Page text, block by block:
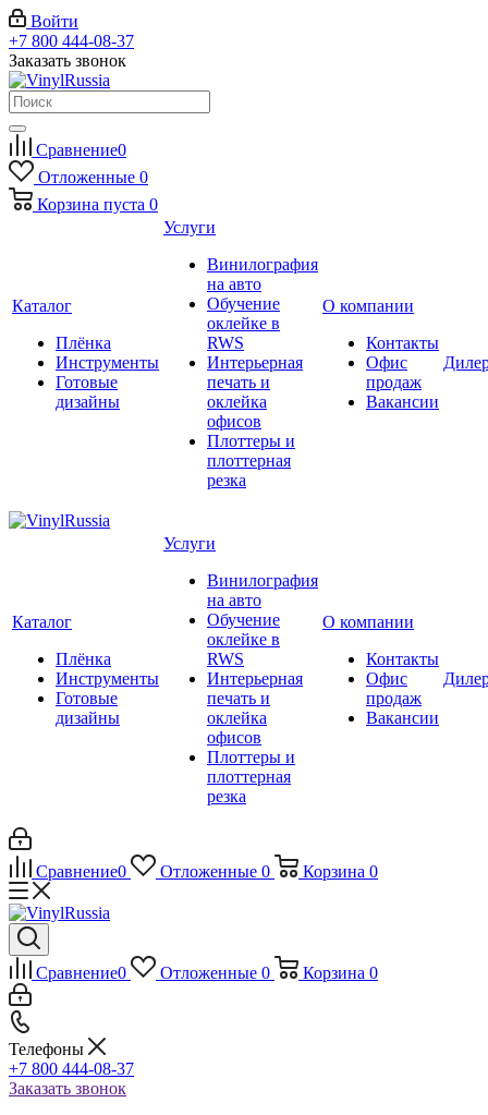
Войти
+7 800 444-08-37
Заказать звонок
Сравнение0
Отложенные 0
Корзина пуста 0
Каталог
Плёнка
Инструменты
Готовые
дизайны
Услуги
Винилография
на авто
Обучение
оклейке в
RWS
Интерьерная
печать и
оклейка
офисов
Плоттеры и
плоттерная
резка
О компании
Контакты
Офис
продаж
Вакансии
Каталог
Плёнка
Инструменты
Готовые
дизайны
Услуги
Винилография
на авто
Обучение
оклейке в
RWS
Интерьерная
печать и
оклейка
офисов
Плоттеры и
плоттерная
резка
О компании
Контакты
Офис
продаж
Вакансии
Сравнение0 Отложенные 0 Корзина 0
Сравнение0 Отложенные 0 Корзина 0
Телефоны
+7 800 444-08-37
Заказать звонок